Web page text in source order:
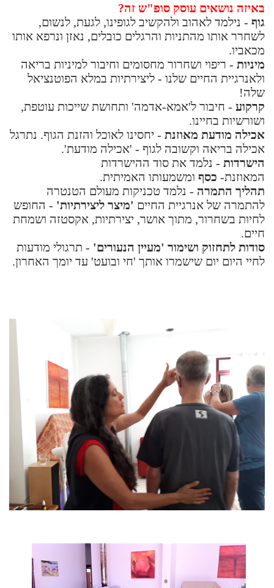
באיזה נושאים עוסק סופ"ש זה?
גוף - נילמד לאהוב ולהקשיב לגופינו, לגעת, לנשום,
לשחרר אותו מהתניות והרגלים כובלים, נאזן ונרפא אותו
מכאביו.
מיניות - ריפוי ושחרור מחסומים וחיבור למיניות בריאה
ולאנרגיית החיים שלנו - ליצירתיות במלא הפוטנציאל
שלה!
קרקוע - חיבור ל'אמא-אדמה' ותחושת שייכות עוטפת,
ושורשיות בחיינו.
אכילה מודעת מאוזנת - יחסינו לאוכל והזנת הגוף. נתרגל
אכילה בריאה וקשובה לגוף - 'אכילה מודעת'.
הישרדות - נלמד את סוד ההישרדות
המאוזנת- כסף ומשמעותו האמיתית.
תהליך התמרה - נלמד טכניקות מעולם הטנטרה
להתמרה של אנרגיית החיים 'מיצר ליצירתיות' - החופש
לחיות בשחרור, מתוך אושר, יצירתיות, אקסטזה ושמחת
חיים.
סודות לתחזוק ושימור 'מעיין הנעורים' - תרגולי מודעות
לחיי היום יום שישמרו אותך 'חי ובועט' עד יומך האחרון.